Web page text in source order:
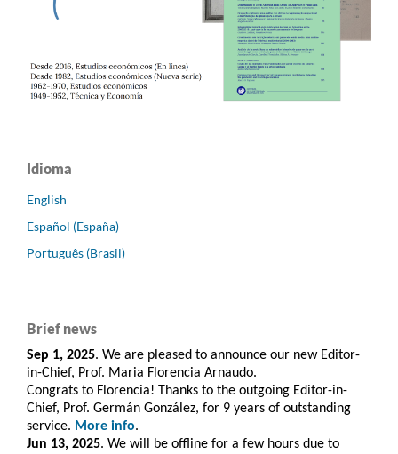
Idioma
English
Español (España)
Português (Brasil)
Brief news
Sep 1, 2025. We are pleased to announce our new Editor-
in-Chief, Prof. Maria Florencia Arnaudo.
Congrats to Florencia! Thanks to the outgoing Editor-in-
Chief, Prof. Germán González, for 9 years of outstanding
service. More info.
Jun 13, 2025. We will be offline for a few hours due to